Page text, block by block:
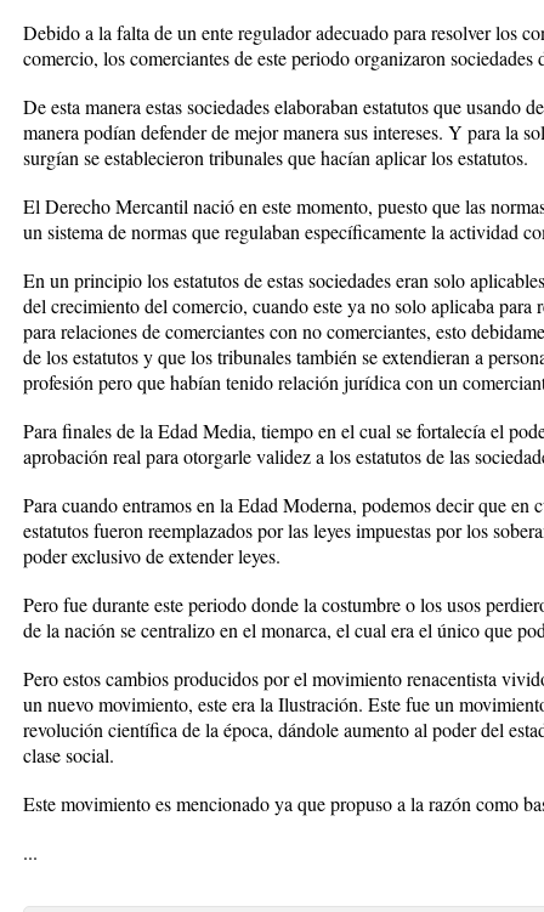
Debido a la falta de un ente regulador adecuado para resolver los
comercio, los comerciantes de este periodo organizaron sociedades
De esta manera estas sociedades elaboraban estatutos que usando
manera podían defender de mejor manera sus intereses. Y para la
surgían se establecieron tribunales que hacían aplicar los estatutos.
El Derecho Mercantil nació en este momento, puesto que las
un sistema de normas que regulaban específicamente la actividad
En un principio los estatutos de estas sociedades eran solo
del crecimiento del comercio, cuando este ya no solo aplicaba para
para relaciones de comerciantes con no comerciantes, esto
de los estatutos y que los tribunales también se extendieran a
profesión pero que habían tenido relación jurídica con un
Para finales de la Edad Media, tiempo en el cual se fortalecía el
aprobación real para otorgarle validez a los estatutos de las
Para cuando entramos en la Edad Moderna, podemos decir que en
estatutos fueron reemplazados por las leyes impuestas por los
poder exclusivo de extender leyes.
Pero fue durante este periodo donde la costumbre o los usos
de la nación se centralizo en el monarca, el cual era el único que
Pero estos cambios producidos por el movimiento renacentista
un nuevo movimiento, este era la Ilustración. Este fue un
revolución científica de la época, dándole aumento al poder del
clase social.
Este movimiento es mencionado ya que propuso a la razón como
...